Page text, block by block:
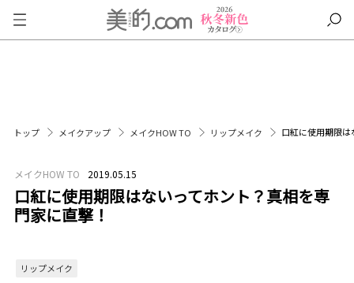
トップ メイクアップ メイクHOW TO リップメイク 口紅に使用期限
メイクHOW TO 2019.05.15
口紅に使用期限はないってホント？真相を専
門家に直撃！
リップメイク